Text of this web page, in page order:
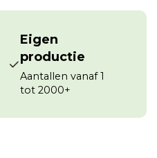
Eigen
productie
Aantallen vanaf 1
tot 2000+